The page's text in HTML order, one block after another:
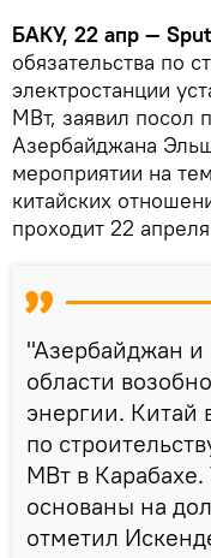
БАКУ, 22 апр —
обязательства по
электростанции
МВт, заявил
Азербайджана
мероприятии на
китайских
проходит 22
"Азербайджан и
области
энергии. Китай
по
МВт в
основаны на
отметил